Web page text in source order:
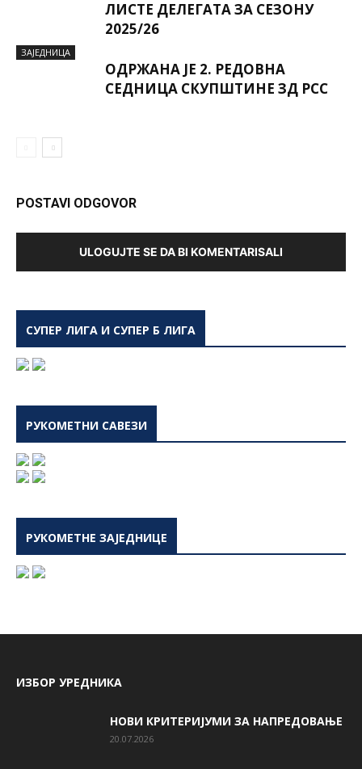
ЛИСТЕ ДЕЛЕГАТА ЗА СЕЗОНУ
2025/26
ЗАЈЕДНИЦА
ОДРЖАНА ЈЕ 2. РЕДОВНА
СЕДНИЦА СКУПШТИНЕ ЗД РСС
POSTAVI ODGOVOR
ULOGUJTE SE DA BI KOMENTARISALI
СУПЕР ЛИГА И СУПЕР Б ЛИГА
РУКОМЕТНИ САВЕЗИ
РУКОМЕТНЕ ЗАЈЕДНИЦЕ
ИЗБОР УРЕДНИКА
НОВИ КРИТЕРИЈУМИ ЗА НАПРЕДОВАЊЕ
20.07.2026